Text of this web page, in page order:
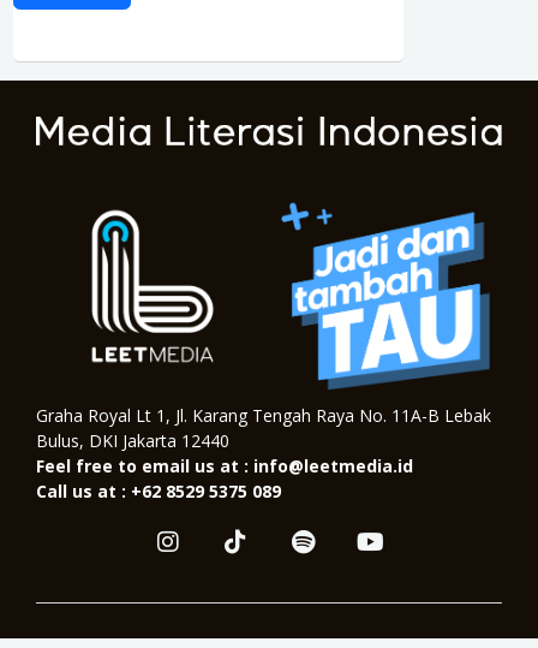
Graha Royal Lt 1, Jl. Karang Tengah Raya No. 11A-B Lebak
Bulus, DKI Jakarta 12440
Feel free to email us at : info@leetmedia.id
Call us at : +62 8529 5375 089
I
t
a
T
i
t
o
S
p
t
i
Y
t
u